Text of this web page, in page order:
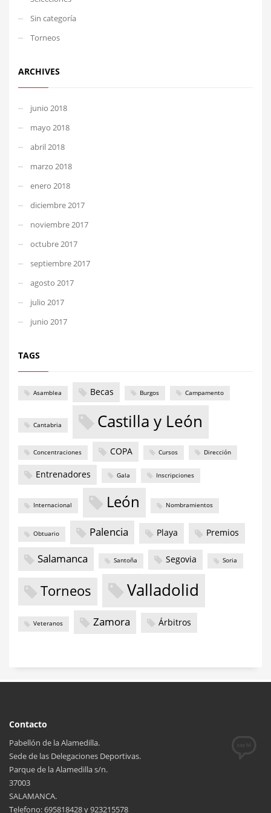
Sin categoría
Torneos
ARCHIVES
junio 2018
mayo 2018
abril 2018
marzo 2018
enero 2018
diciembre 2017
noviembre 2017
octubre 2017
septiembre 2017
agosto 2017
julio 2017
junio 2017
TAGS
Asamblea Becas Burgos Campamento
Cantabria Castilla y León
Concentraciones COPA Cursos Dirección
Entrenadores Gala Inscripciones
Internacional León Nombramientos
Obtuario Palencia Playa Premios
Salamanca Santoña Segovia Soria
Torneos Valladolid
Veteranos Zamora Árbitros
Contacto
Pabellón de la Alamedilla.
Sede de las Delegaciones Deportivas.
Parque de la Alamedilla s/n.
37003
SALAMANCA.
Telefono: 695818428 y 923215578